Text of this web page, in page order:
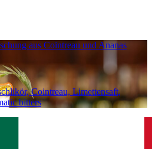
aus Cointreau und Ananas
Cointreau, Limettensaft,
bitters